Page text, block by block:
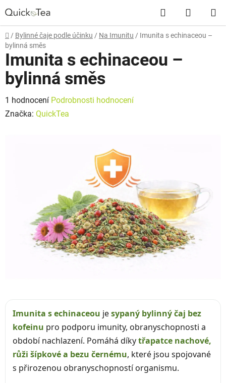
na
obsah
Hledat
KOŠÍK
Domů
/ Bylinné čaje podle účinku / Na Imunitu / Imunita s echinaceou –
bylinná směs
Imunita s echinaceou jesypaný bylinný čaj bez
kofeinu pro podporu imunity, obranyschopnosti a
období nachlazení. Pomáhá díkytřapatce nachové,
růži šípkové a bezu černému, které jsou spojované
s přirozenou obranyschopností organismu.
Imunita s echinaceou –
bylinná směs
Průměrné
hodnocení
1 hodnocení Podrobnosti hodnocení
Značka: QuickTea